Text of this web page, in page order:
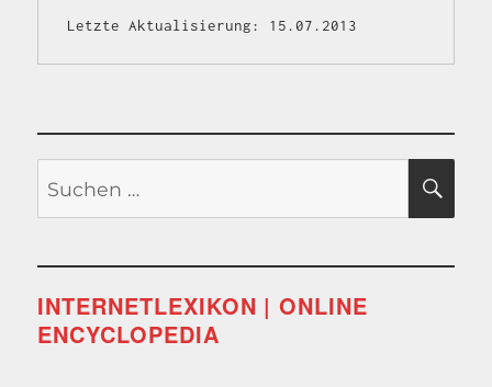
Letzte Aktualisierung: 15.07.2013
nach:
INTERNETLEXIKON | ONLINE
ENCYCLOPEDIA